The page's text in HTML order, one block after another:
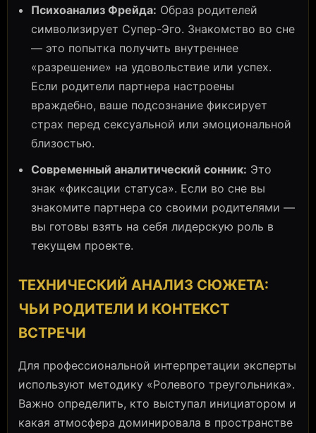
Психоанализ Фрейда: Образ родителей
символизирует Супер-Эго. Знакомство во сне
— это попытка получить внутреннее
«разрешение» на удовольствие или успех.
Если родители партнера настроены
враждебно, ваше подсознание фиксирует
страх перед сексуальной или эмоциональной
близостью.
Современный аналитический сонник: Это
знак «фиксации статуса». Если во сне вы
знакомите партнера со своими родителями —
вы готовы взять на себя лидерскую роль в
текущем проекте.
ТЕХНИЧЕСКИЙ АНАЛИЗ СЮЖЕТА:
ЧЬИ РОДИТЕЛИ И КОНТЕКСТ
ВСТРЕЧИ
Для профессиональной интерпретации эксперты
используют методику «Ролевого треугольника».
Важно определить, кто выступал инициатором и
какая атмосфера доминировала в пространстве